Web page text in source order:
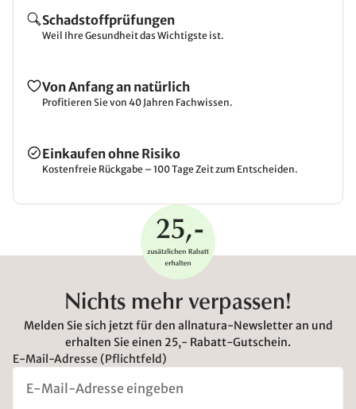
Schadstoffprüfungen
Weil Ihre Gesundheit das Wichtigste ist.
Von Anfang an natürlich
Profitieren Sie von 40 Jahren Fachwissen.
Einkaufen ohne Risiko
Kostenfreie Rückgabe – 100 Tage Zeit zum Entscheiden.
Nichts mehr verpassen!
Melden Sie sich jetzt für den allnatura-Newsletter an und
erhalten Sie einen 25,- Rabatt-Gutschein.
E-Mail-Adresse (Pflichtfeld)